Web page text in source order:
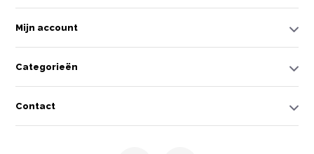
Mijn account
Categorieën
Contact